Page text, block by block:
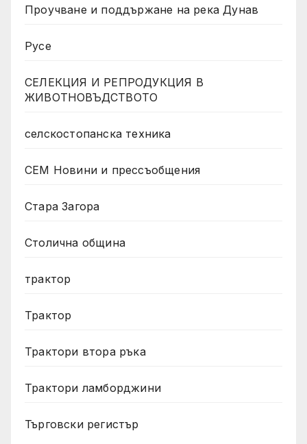
Проучване и поддържане на река Дунав
Русе
СЕЛЕКЦИЯ И РЕПРОДУКЦИЯ В
ЖИВОТНОВЪДСТВОТО
селскостопанска техника
СЕМ Новини и прессъобщения
Стара Загора
Столична община
трактор
Трактор
Трактори втора ръка
Трактори ламборджини
Търговски регистър